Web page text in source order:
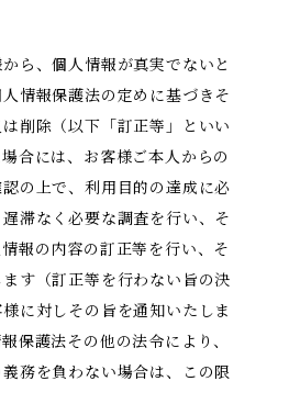
ら、個人情報が真実でないと
情報保護法の定めに基づきそ
削除（以下「訂正等」といい
合には、お客様ご本人からの
の上で、利用目的の達成に必
滞なく必要な調査を行い、そ
報の内容の訂正等を行い、そ
す（訂正等を行わない旨の決
に対しその旨を通知いたしま
保護法その他の法令により、
務を負わない場合は、この限